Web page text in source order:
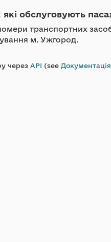
обслуговують
транспортних
м. Ужгород.
через API (see